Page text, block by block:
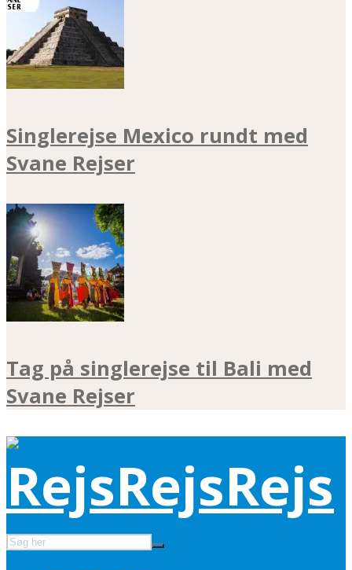
Singlerejse Mexico rundt med
Svane Rejser
Tag på singlerejse til Bali med
Svane Rejser